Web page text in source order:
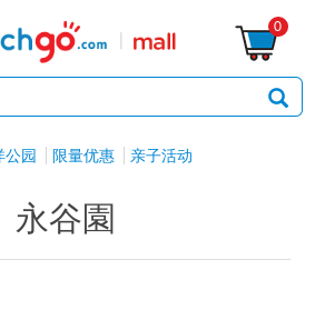
0
公园 限量优惠 亲子活动
永谷園